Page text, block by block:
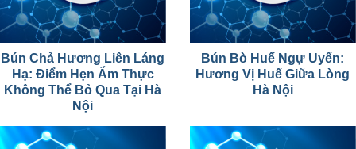
Bún Chả Hương Liên Láng
Hạ: Điểm Hẹn Ẩm Thực
Không Thể Bỏ Qua Tại Hà
Nội
Bún Bò Huế Ngự Uyển:
Hương Vị Huế Giữa Lòng
Hà Nội